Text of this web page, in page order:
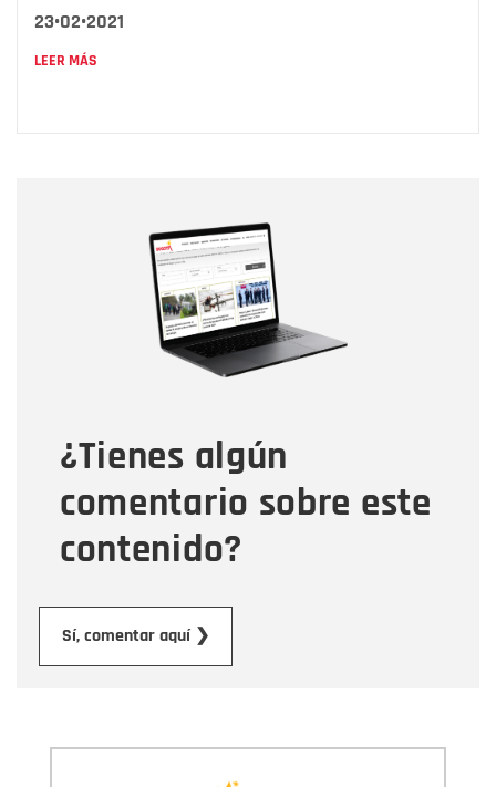
23•02•2021
LEER MÁS
¿Tienes algún
comentario sobre este
contenido?
Sí, comentar aquí ❯
Correo electrónico
Tipo de comentario
Mensaje